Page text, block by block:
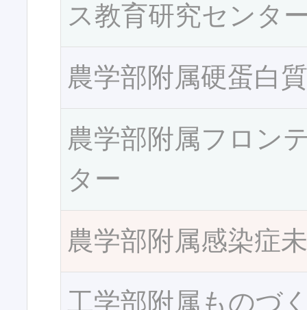
ス教育研究センタ
農学部附属硬蛋白
農学部附属フロン
ター
農学部附属感染症
工学部附属ものづ